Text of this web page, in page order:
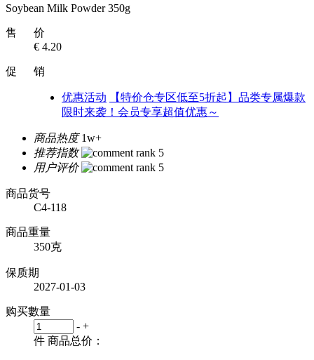
Soybean Milk Powder 350g
售 价
€ 4.20
促 销
优惠活动
【特价仓专区低至5折起】品类专属爆款
限时来袭！会员专享超值优惠～
商品热度 1w+
推荐指数
用户评价
商品货号
C4-118
商品重量
350克
保质期
2027-01-03
购买數量
- +
件 商品总价：